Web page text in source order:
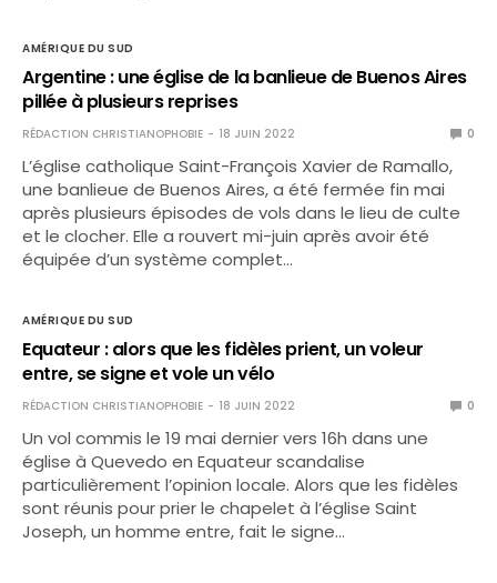
AMÉRIQUE DU SUD
Argentine : une église de la banlieue de Buenos Aires
pillée à plusieurs reprises
RÉDACTION CHRISTIANOPHOBIE 18 JUIN 2022 0
L’église catholique Saint-François Xavier de Ramallo,
une banlieue de Buenos Aires, a été fermée fin mai
après plusieurs épisodes de vols dans le lieu de culte
et le clocher. Elle a rouvert mi-juin après avoir été
équipée d’un système complet…
AMÉRIQUE DU SUD
Equateur : alors que les fidèles prient, un voleur
entre, se signe et vole un vélo
RÉDACTION CHRISTIANOPHOBIE 18 JUIN 2022 0
Un vol commis le 19 mai dernier vers 16h dans une
église à Quevedo en Equateur scandalise
particulièrement l’opinion locale. Alors que les fidèles
sont réunis pour prier le chapelet à l’église Saint
Joseph, un homme entre, fait le signe…